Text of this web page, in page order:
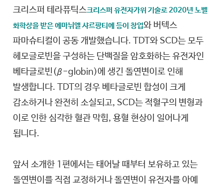
크리스퍼 테라퓨틱스크리스퍼 유전자가위 기술로 2020년 노벨
화학상을 받은 에마뉘엘 샤르팡티에 등이 창업와 버텍스
파마슈티컬이 공동 개발했습니다. TDT와 SCD는 모두
헤모글로빈을 구성하는 단백질을 암호화하는 유전자인
베타글로빈(β-globin)에 생긴 돌연변이로 인해
발생합니다. TDT의 경우 베타글로빈 합성이 크게
감소하거나 완전히 소실되고, SCD는 적혈구의 변형과
이로 인한 심각한 혈관 막힘, 용혈 현상이 일어나게
됩니다.
앞서 소개한 1편에서는 태어날 때부터 보유하고 있는
돌연변이를 직접 교정하거나 돌연변이 유전자를 아예